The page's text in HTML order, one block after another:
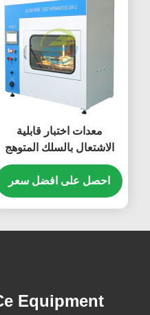
معدات اختبار قابلية
الاشتعال بالسلك المتوهج
بشاشة تعمل باللمس
للمكونات البلاستيكية
والكهربائية | متوافقة مع
احصل على افضل سعر
Equipment